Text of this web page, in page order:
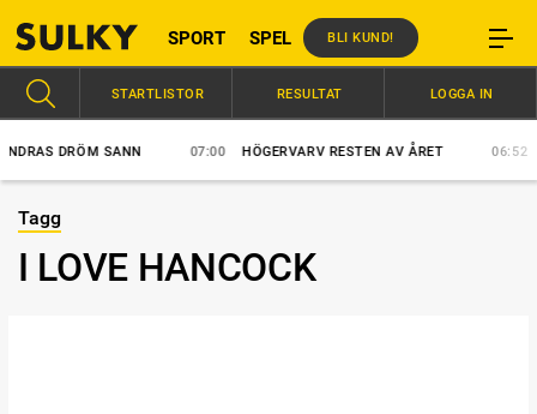
SPORT SPEL BLI KUND!
DRÖM SANN 07:00 HÖGERVARV RESTEN AV ÅRET 06:52
STARTLISTOR RESULTAT LOGGA IN
Tagg
I LOVE HANCOCK